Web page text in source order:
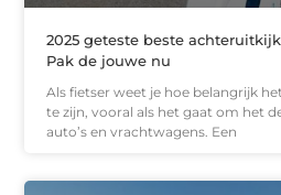
2025 geteste beste
Pak de jouwe nu
Als fietser weet je hoe belangrijk
te zijn, vooral als het gaat om het
auto’s en vrachtwagens. Een